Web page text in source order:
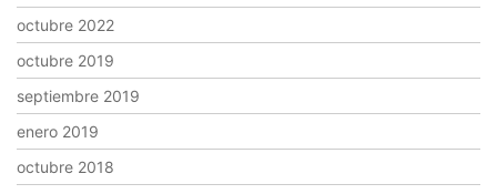
octubre 2022
octubre 2019
septiembre 2019
enero 2019
octubre 2018